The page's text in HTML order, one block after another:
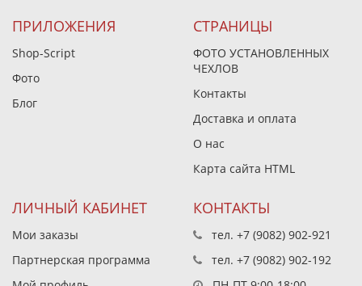
ПРИЛОЖЕНИЯ
Shop-Script
Фото
Блог
СТРАНИЦЫ
ФОТО УСТАНОВЛЕННЫХ
ЧЕХЛОВ
Контакты
Доставка и оплата
О нас
Карта сайта HTML
ЛИЧНЫЙ КАБИНЕТ
Мои заказы
Партнерская программа
КОНТАКТЫ
тел. +7 (9082) 902-921
тел. +7 (9082) 902-192